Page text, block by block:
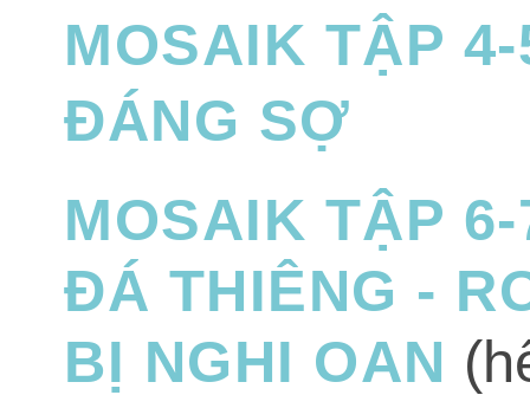
MOSAIK TẬP
ĐÁNG SỢ
MOSAIK TẬP
ĐÁ THIÊNG -
BỊ NGHI OAN